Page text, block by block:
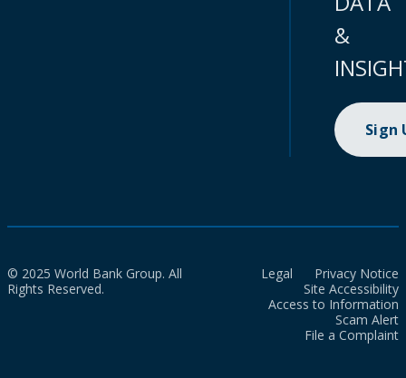
&
Sign
© 2025 World Bank Group. All
Rights Reserved.
Legal
Privacy Notice
Site Accessibility
Access to Information
Scam Alert
File a Complaint